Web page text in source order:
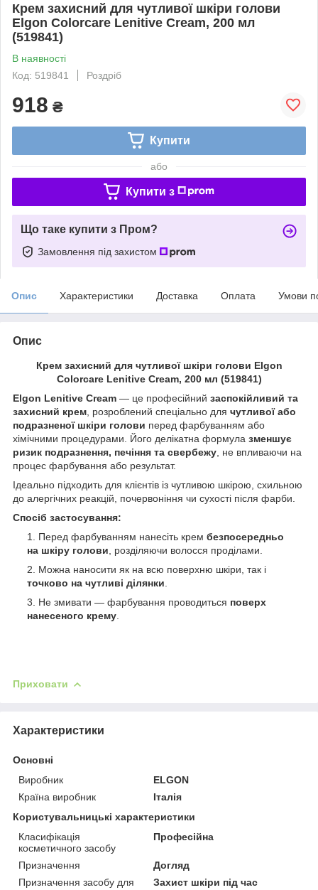
Крем захисний для чутливої шкіри голови
Elgon Colorcare Lenitive Cream, 200 мл
(519841)
В наявності
Код: 519841
Роздріб
918 ₴
Купити
або
Купити з
Що таке купити з Пром?
Замовлення під захистом
Опис Характеристики Доставка Оплата Умови
Опис
Крем захисний для чутливої шкіри голови Elgon
Colorcare Lenitive Cream, 200 мл (519841)
Elgon Lenitive Cream — це професійний заспокійливий та
захисний крем , розроблений спеціально для чутливої або
подразненої шкіри голови перед фарбуванням або
хімічними процедурами. Його делікатна формула зменшує
ризик подразнення, печіння та свербежу , не впливаючи на
процес фарбування або результат.
Ідеально підходить для клієнтів із чутливою шкірою, схильною
до алергічних реакцій, почервоніння чи сухості після фарби.
Спосіб застосування:
Перед фарбуванням нанесіть крем безпосередньо
на шкіру голови , розділяючи волосся проділами.
Можна наносити як на всю поверхню шкіри, так і
точково на чутливі ділянки
Не змивати — фарбування проводиться поверх
нанесеного крему
Приховати
Характеристики
Основні
Виробник
ELGON
Країна виробник
Італія
Користувальницькі характеристики
Класифікація
косметичного засобу
Професійна
Призначення
Догляд
Призначення засобу для
Захист шкіри під час